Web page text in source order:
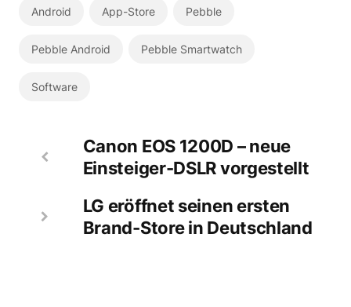
Android App-Store Pebble
Pebble Android Pebble Smartwatch
Software
Canon EOS 1200D – neue
Einsteiger-DSLR vorgestellt
LG eröffnet seinen ersten
Brand-Store in Deutschland